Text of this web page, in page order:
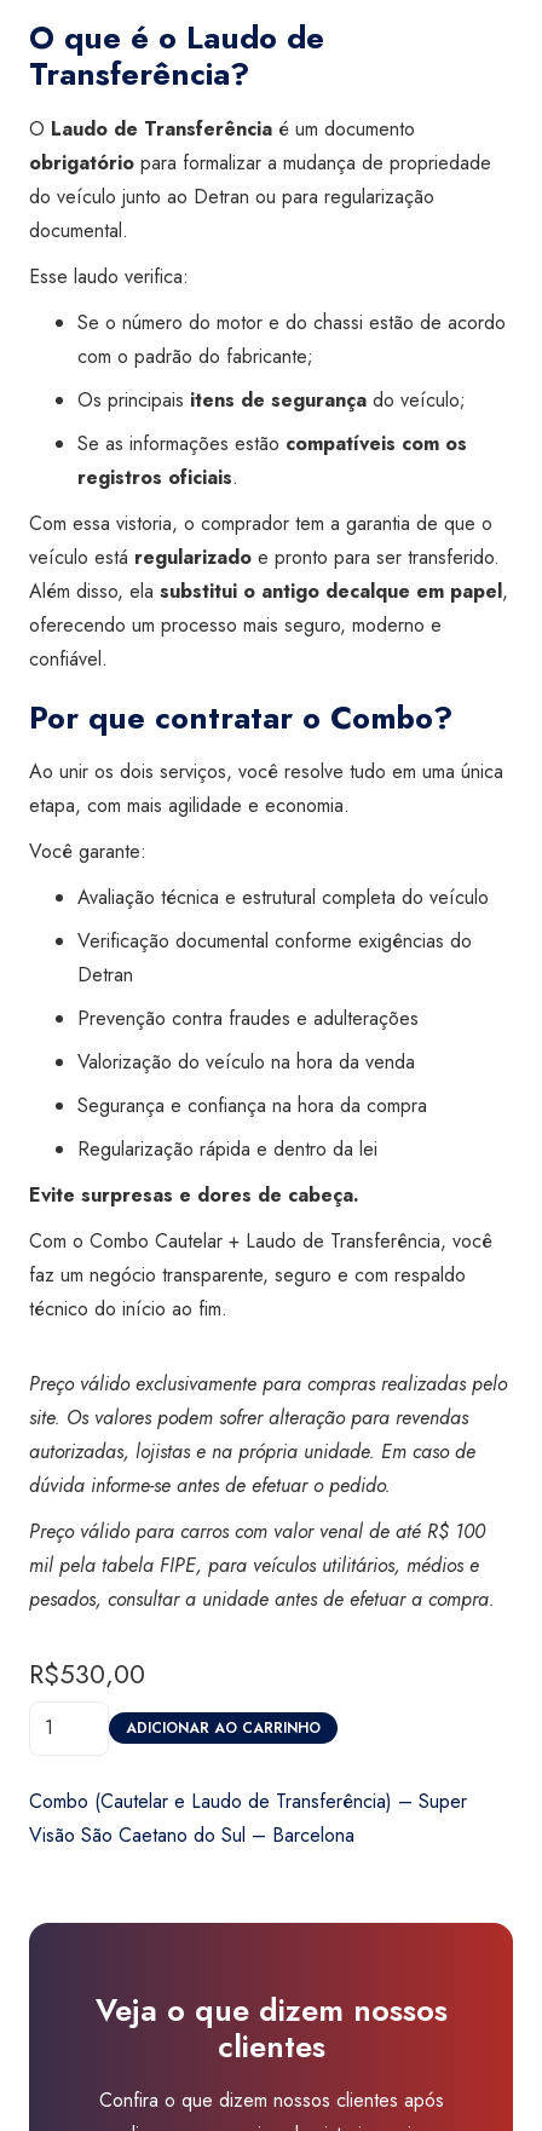
O que é o Laudo de
Transferência?
O Laudo de Transferência é um documento
obrigatório para formalizar a mudança de propriedade
do veículo junto ao Detran ou para regularização
documental.
Esse laudo verifica:
Se o número do motor e do chassi estão de acordo
com o padrão do fabricante;
Os principais itens de segurança do veículo;
Se as informações estão compatíveis com os
registros oficiais.
Com essa vistoria, o comprador tem a garantia de que o
veículo está regularizado e pronto para ser transferido.
Além disso, ela substitui o antigo decalque em papel,
oferecendo um processo mais seguro, moderno e
confiável.
Por que contratar o Combo?
Ao unir os dois serviços, você resolve tudo em uma única
etapa, com mais agilidade e economia.
Você garante:
Avaliação técnica e estrutural completa do veículo
Verificação documental conforme exigências do
Detran
Prevenção contra fraudes e adulterações
Valorização do veículo na hora da venda
Segurança e confiança na hora da compra
Regularização rápida e dentro da lei
Evite surpresas e dores de cabeça.
Com o Combo Cautelar + Laudo de Transferência, você
faz um negócio transparente, seguro e com respaldo
técnico do início ao fim.
Preço válido exclusivamente para compras realizadas pelo
site. Os valores podem sofrer alteração para revendas
autorizadas, lojistas e na própria unidade. Em caso de
dúvida informe-se antes de efetuar o pedido.
Preço válido para carros com valor venal de até R$ 100
mil pela tabela FIPE, para veículos utilitários, médios e
pesados, consultar a unidade antes de efetuar a compra.
R$530,00
Combo
-
ADICIONAR AO CARRINHO
Combo (Cautelar e Laudo de Transferência) – Super
Visão São Caetano do Sul – Barcelona
Veja o que dizem nossos
clientes
Confira o que dizem nossos clientes após